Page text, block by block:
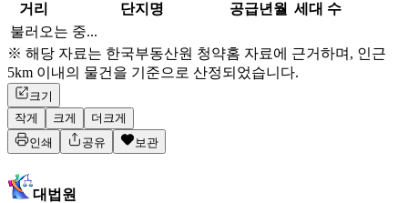
거리 단지명 공급년월 세대 수
불러오는 중...
※ 해당 자료는 한국부동산원 청약홈 자료에 근거하며, 인근
5km 이내의 물건을 기준으로 산정되었습니다.
크기
작게
크게
더크게
인쇄
공유 보관
대법원